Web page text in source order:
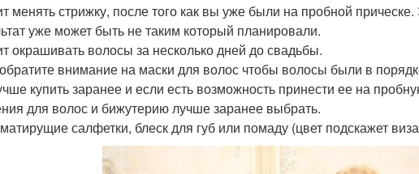
менять стрижку, после того как вы уже были на пробной
уже может быть не таким который планировали.
окрашивать волосы за несколько дней до свадьбы.
внимание на маски для волос чтобы волосы были в
купить заранее и если есть возможность принести ее на
для волос и бижутерию лучше заранее выбрать.
салфетки, блеск для губ или помаду (цвет подскажет